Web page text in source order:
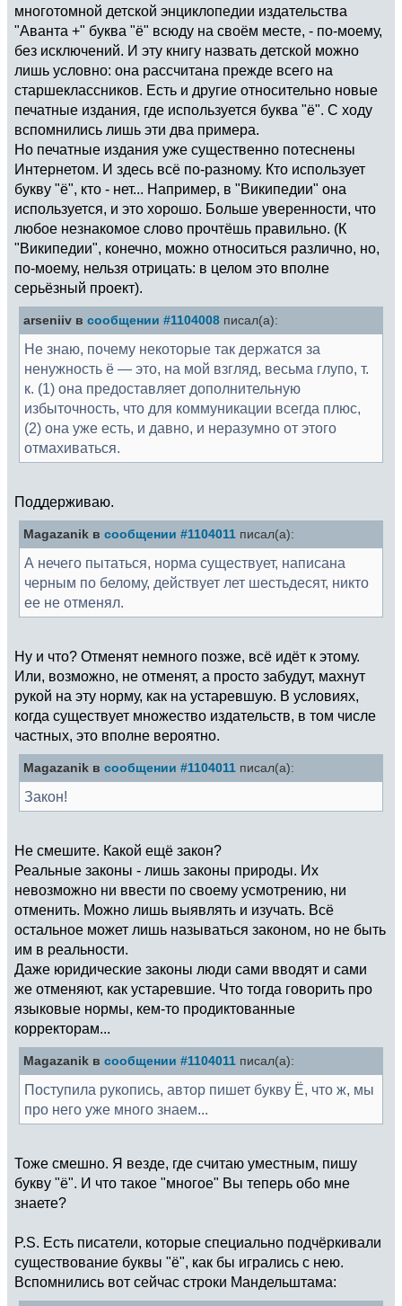
многотомной детской энциклопедии издательства
"Аванта +" буква "ё" всюду на своём месте, - по-моему,
без исключений. И эту книгу назвать детской можно
лишь условно: она рассчитана прежде всего на
старшеклассников. Есть и другие относительно новые
печатные издания, где используется буква "ё". С ходу
вспомнились лишь эти два примера.
Но печатные издания уже существенно потеснены
Интернетом. И здесь всё по-разному. Кто использует
букву "ё", кто - нет... Например, в "Википедии" она
используется, и это хорошо. Больше уверенности, что
любое незнакомое слово прочтёшь правильно. (К
"Википедии", конечно, можно относиться различно, но,
по-моему, нельзя отрицать: в целом это вполне
серьёзный проект).
arseniiv в сообщении #1104008 писал(а):
Не знаю, почему некоторые так держатся за
ненужность ё — это, на мой взгляд, весьма глупо, т.
к. (1) она предоставляет дополнительную
избыточность, что для коммуникации всегда плюс,
(2) она уже есть, и давно, и неразумно от этого
отмахиваться.
Поддерживаю.
Magazanik в сообщении #1104011 писал(а):
А нечего пытаться, норма существует, написана
черным по белому, действует лет шестьдесят, никто
ее не отменял.
Ну и что? Отменят немного позже, всё идёт к этому.
Или, возможно, не отменят, а просто забудут, махнут
рукой на эту норму, как на устаревшую. В условиях,
когда существует множество издательств, в том числе
частных, это вполне вероятно.
Magazanik в сообщении #1104011 писал(а):
Закон!
Не смешите. Какой ещё закон?
Реальные законы - лишь законы природы. Их
невозможно ни ввести по своему усмотрению, ни
отменить. Можно лишь выявлять и изучать. Всё
остальное может лишь называться законом, но не быть
им в реальности.
Даже юридические законы люди сами вводят и сами
же отменяют, как устаревшие. Что тогда говорить про
языковые нормы, кем-то продиктованные
корректорам...
Magazanik в сообщении #1104011 писал(а):
Поступила рукопись, автор пишет букву Ё, что ж, мы
про него уже много знаем...
Тоже смешно. Я везде, где считаю уместным, пишу
букву "ё". И что такое "многое" Вы теперь обо мне
знаете?
P.S. Есть писатели, которые специально подчёркивали
существование буквы "ё", как бы игрались с нею.
Вспомнились вот сейчас строки Мандельштама: